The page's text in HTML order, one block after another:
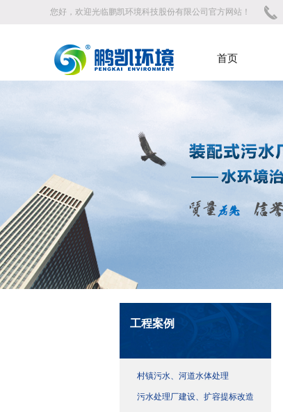
您好，欢迎光临鹏凯环境科技股份有限公司官方网站！
首页
工程案例
村镇污水、河道水体处理
污水处理厂建设、扩容提标改造